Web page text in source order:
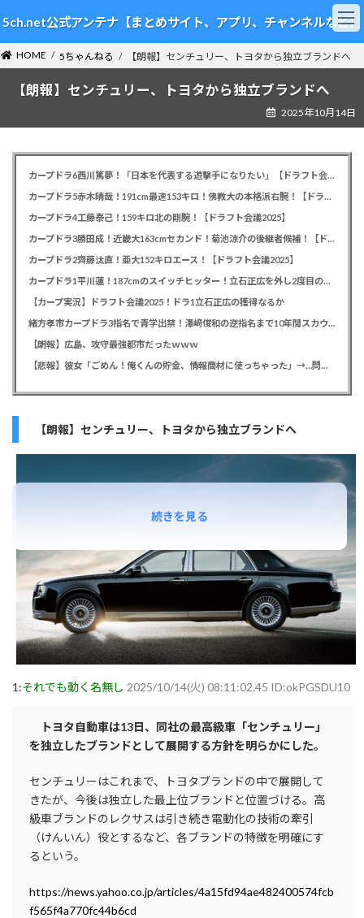
ン
テ
ン
ツ
ビ
ゲ
ー
シ
5ch.net公式アンテナ【まとめサイト、アプリ、チャンネルなど】
HOME 5ちゃんねる 【朗報】センチュリー、トヨタから独立ブランドへ
【朗報】センチュリー、トヨタから独立ブランドへ
2025年10月14日
カープドラ6西川篤夢！「日本を代表する遊撃手になりたい」【ドラフト会議2025】
カープドラ5赤木晴哉！191cm最速153キロ！佛教大の本格派右腕！【ドラフト会議2025】
カープドラ4工藤泰己！159キロ北の剛腕！【ドラフト会議2025】
カープドラ3勝田成！近畿大163cmセカンド！菊池涼介の後継者候補！【ドラフト会議2025】
カープドラ2齊藤汰直！亜大152キロエース！【ドラフト会議2025】
カープドラ1平川蓮！187cmのスイッチヒッター！立石正広を外し2度目の重複も新井監督がクジを引き当てる！【ドラフト会議2025】
【カープ実況】ドラフト会議2025！ドラ1立石正広の獲得なるか
緒方孝市カープドラ3指名で青学出禁！澤﨑俊和の逆指名まで10年間スカウト出禁
【朗報】広島、攻守最強都市だったｗｗｗ
【悲報】彼女「ごめん！俺くんの貯金、情報商材に使っちゃった」→…問い詰めたらギャン泣きされたんだが俺が悪いのか？
【朗報】センチュリー、トヨタから独立ブランドへ
1:それでも動く名無し 2025/10/14(火) 08:11:02.45 ID:okPGSDU10
トヨタ自動車は13日、同社の最高級車「センチュリー」
を独立したブランドとして展開する方針を明らかにした。
センチュリーはこれまで、トヨタブランドの中で展開して
きたが、今後は独立した最上位ブランドと位置づける。高
級車ブランドのレクサスは引き続き電動化の技術の牽引
（けんいん）役とするなど、各ブランドの特徴を明確にす
るという。
https://news.yahoo.co.jp/articles/4a15fd94ae482400574fcb
f565f4a770fc44b6cd
続きを見る